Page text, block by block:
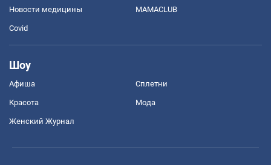
Новости медицины MAMACLUB
Covid
Шоу
Афиша Сплетни
Красота Мода
Женский Журнал